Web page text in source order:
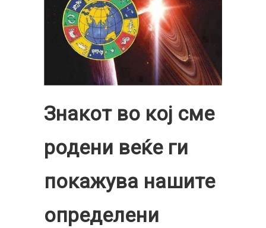
Знакот во кој сме
родени веќе ги
покажува нашите
определени